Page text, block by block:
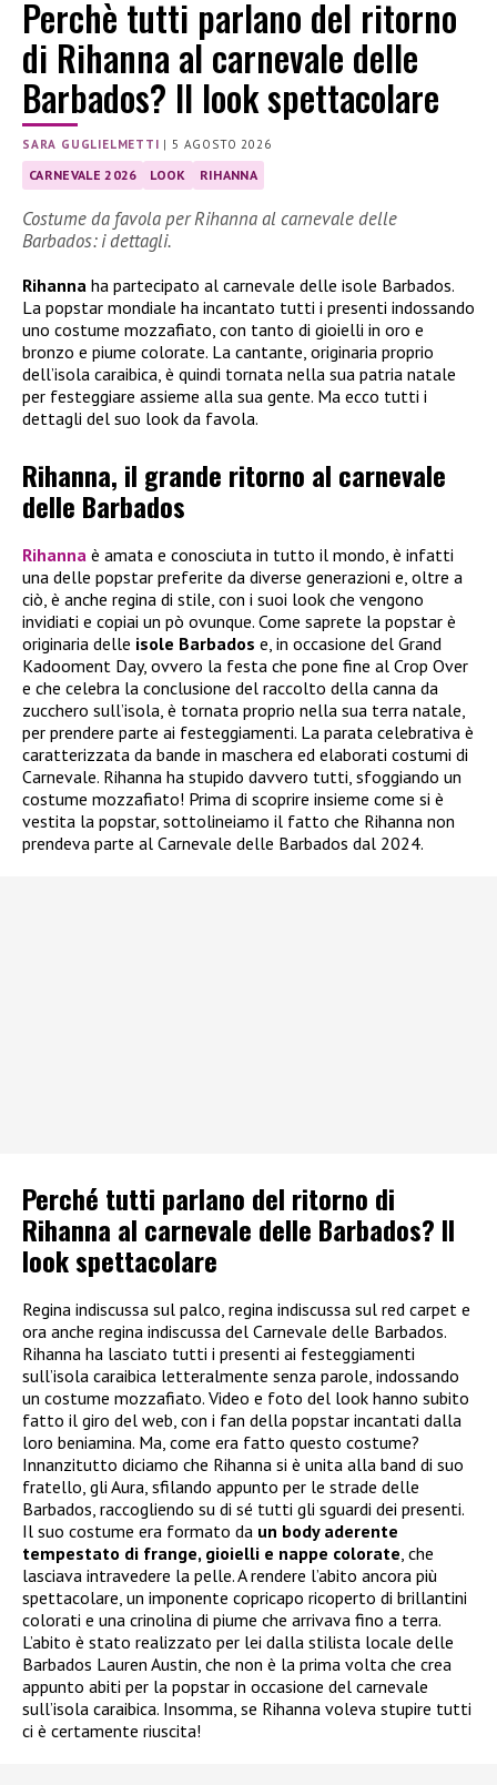
Perchè tutti parlano del ritorno
di Rihanna al carnevale delle
Barbados? Il look spettacolare
SARA GUGLIELMETTI | 5 AGOSTO 2026
CARNEVALE 2026 LOOK RIHANNA
Costume da favola per Rihanna al carnevale delle
Barbados: i dettagli.
Rihanna ha partecipato al carnevale delle isole Barbados.
La popstar mondiale ha incantato tutti i presenti indossando
uno costume mozzafiato, con tanto di gioielli in oro e
bronzo e piume colorate. La cantante, originaria proprio
dell’isola caraibica, è quindi tornata nella sua patria natale
per festeggiare assieme alla sua gente. Ma ecco tutti i
dettagli del suo look da favola.
Rihanna, il grande ritorno al carnevale
delle Barbados
Rihanna è amata e conosciuta in tutto il mondo, è infatti
una delle popstar preferite da diverse generazioni e, oltre a
ciò, è anche regina di stile, con i suoi look che vengono
invidiati e copiai un pò ovunque. Come saprete la popstar è
originaria delle isole Barbados e, in occasione del Grand
Kadooment Day, ovvero la festa che pone fine al Crop Over
e che celebra la conclusione del raccolto della canna da
zucchero sull’isola, è tornata proprio nella sua terra natale,
per prendere parte ai festeggiamenti. La parata celebrativa è
caratterizzata da bande in maschera ed elaborati costumi di
Carnevale. Rihanna ha stupido davvero tutti, sfoggiando un
costume mozzafiato! Prima di scoprire insieme come si è
vestita la popstar, sottolineiamo il fatto che Rihanna non
prendeva parte al Carnevale delle Barbados dal 2024.
Perché tutti parlano del ritorno di
Rihanna al carnevale delle Barbados? Il
look spettacolare
Regina indiscussa sul palco, regina indiscussa sul red carpet e
ora anche regina indiscussa del Carnevale delle Barbados.
Rihanna ha lasciato tutti i presenti ai festeggiamenti
sull’isola caraibica letteralmente senza parole, indossando
un costume mozzafiato. Video e foto del look hanno subito
fatto il giro del web, con i fan della popstar incantati dalla
loro beniamina. Ma, come era fatto questo costume?
Innanzitutto diciamo che Rihanna si è unita alla band di suo
fratello, gli Aura, sfilando appunto per le strade delle
Barbados, raccogliendo su di sé tutti gli sguardi dei presenti.
Il suo costume era formato da un body aderente
tempestato di frange, gioielli e nappe colorate, che
lasciava intravedere la pelle. A rendere l’abito ancora più
spettacolare, un imponente copricapo ricoperto di brillantini
colorati e una crinolina di piume che arrivava fino a terra.
L’abito è stato realizzato per lei dalla stilista locale delle
Barbados Lauren Austin, che non è la prima volta che crea
appunto abiti per la popstar in occasione del carnevale
sull’isola caraibica. Insomma, se Rihanna voleva stupire tutti
ci è certamente riuscita!